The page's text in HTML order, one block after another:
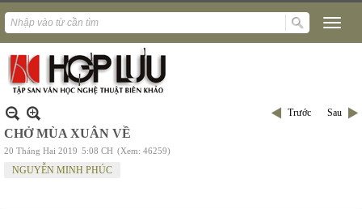
Trước Sau
CHỞ MÙA XUÂN VỀ
20 Tháng Hai 2019 5:08 CH (Xem: 46259)
NGUYỄN MINH PHÚC